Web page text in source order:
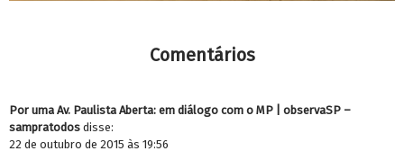
Comentários
Por uma Av. Paulista Aberta: em diálogo com o MP | observaSP –
sampratodos disse:
22 de outubro de 2015 às 19:56